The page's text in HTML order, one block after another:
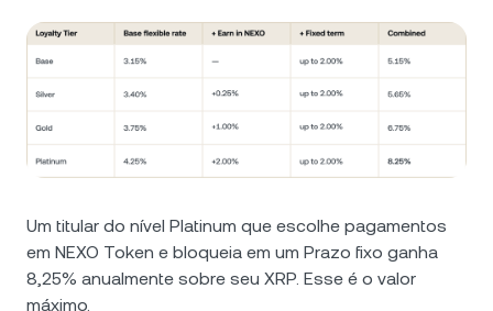
Um titular do nível Platinum que escolhe pagamentos
em NEXO Token e bloqueia em um Prazo fixo ganha
8,25% anualmente sobre seu XRP. Esse é o valor
máximo.